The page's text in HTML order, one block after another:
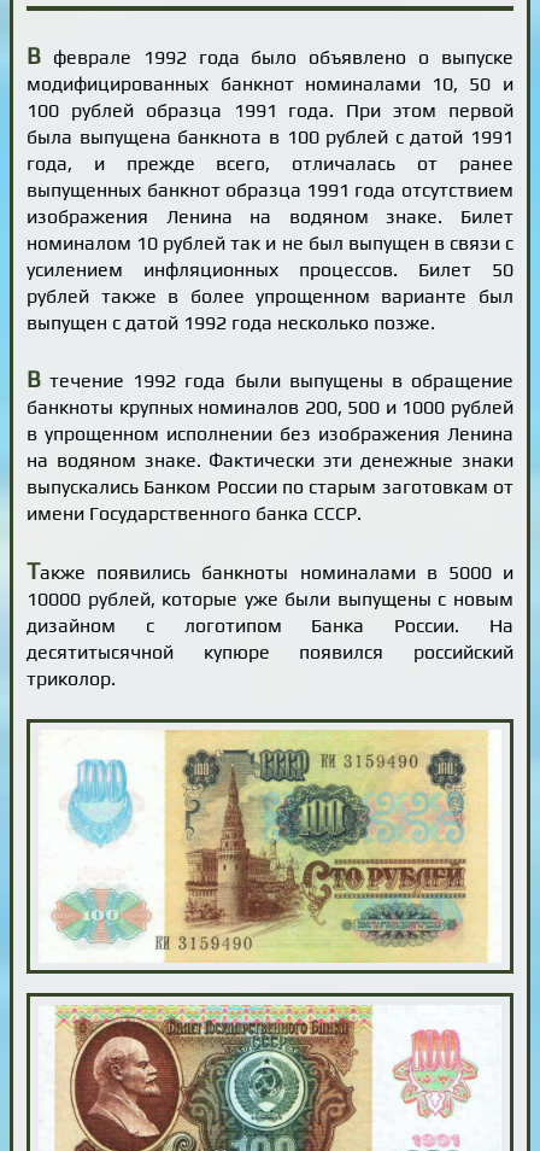
В феврале 1992 года было объявлено о выпуске
модифицированных банкнот номиналами 10, 50 и
100 рублей образца 1991 года. При этом первой
была выпущена банкнота в 100 рублей с датой 1991
года, и прежде всего, отличалась от ранее
выпущенных банкнот образца 1991 года отсутствием
изображения Ленина на водяном знаке. Билет
номиналом 10 рублей так и не был выпущен в связи с
усилением инфляционных процессов. Билет 50
рублей также в более упрощенном варианте был
выпущен с датой 1992 года несколько позже.
В течение 1992 года были выпущены в обращение
банкноты крупных номиналов 200, 500 и 1000 рублей
в упрощенном исполнении без изображения Ленина
на водяном знаке. Фактически эти денежные знаки
выпускались Банком России по старым заготовкам от
имени Государственного банка СССР.
Также появились банкноты номиналами в 5000 и
10000 рублей, которые уже были выпущены с новым
дизайном с логотипом Банка России. На
десятитысячной купюре появился российский
триколор.